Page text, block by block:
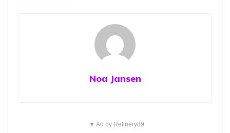
Noa Jansen
▼ Ad by Refinery89